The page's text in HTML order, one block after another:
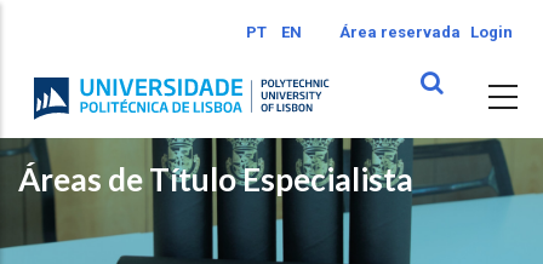
conteúdo
principal
PT EN Área reservada Login
Áreas de Título Especialista